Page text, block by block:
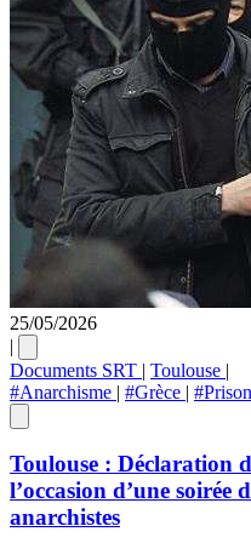
25/05/2026
|
Documents SRT | Toulouse |
#Anarchisme | #Grèce |
Toulouse : Déclaration
l’occasion d’une soirée
anarchistes